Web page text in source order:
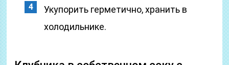
Укупорить герметично, хранить в
холодильнике.